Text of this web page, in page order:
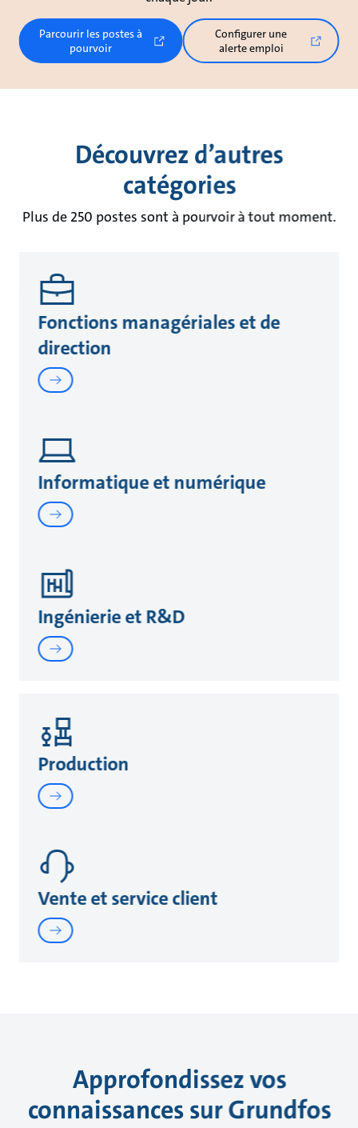
Parcourir les postes à
pourvoir
Configurer une
alerte emploi
Découvrez d’autres
catégories
Plus de 250 postes sont à pourvoir à tout moment.
Fonctions managériales et de
direction
Informatique et numérique
Ingénierie et R&D
Production
Vente et service client
Approfondissez vos
connaissances sur Grundfos